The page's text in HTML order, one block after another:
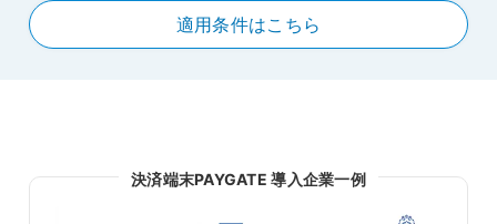
適用条件はこちら
決済端末PAYGATE 導入企業一例